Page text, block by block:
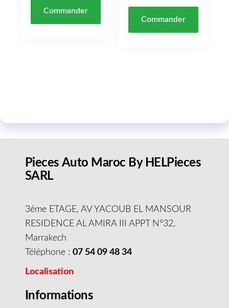
Commander
Commander
Pieces Auto Maroc By HELPieces
SARL
3éme ETAGE, AV YACOUB EL MANSOUR
RESIDENCE AL AMIRA III APPT N°32,
Marrakech
Téléphone : 07 54 09 48 34
Localisation
Informations